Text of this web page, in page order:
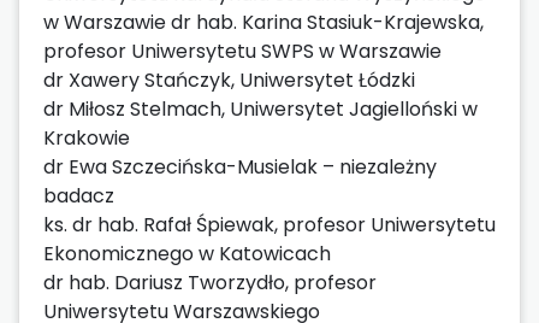
w Warszawie dr hab. Karina Stasiuk-Krajewska,
profesor Uniwersytetu SWPS w Warszawie
dr Xawery Stańczyk, Uniwersytet Łódzki
dr Miłosz Stelmach, Uniwersytet Jagielloński w
Krakowie
dr Ewa Szczecińska-Musielak – niezależny
badacz
ks. dr hab. Rafał Śpiewak, profesor Uniwersytetu
Ekonomicznego w Katowicach
dr hab. Dariusz Tworzydło, profesor
Uniwersytetu Warszawskiego